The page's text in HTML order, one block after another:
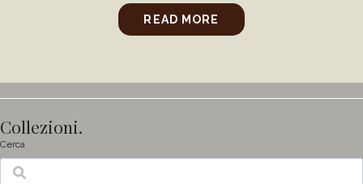
READ MORE
Collezioni.
Cerca
Ricerca